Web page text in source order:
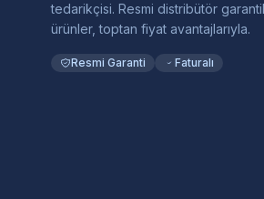
tedarikçisi. Resmi distribütör
ürünler, toptan fiyat avantajlarıyla.
Resmi Garanti Faturalı